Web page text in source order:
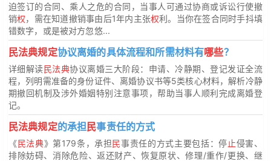
迫签订的合同、乘人之危的合同，当事人可通过协商或诉讼行使撤
销权，需在知道撤销事由后1年内主张权利。当你在签合同时手抖填
错数字，或是被对方忽悠...
民法典规定协议离婚的具体流程和所需材料有哪些？
详细解读民法典协议离婚三大阶段：申请、冷静期、登记发证全流
程，列明需准备的身份证件、离婚协议书等5类核心材料，解析冷静
期撤回机制及涉外婚姻特别注意事项，帮助当事人顺利完成离婚登
记。
民法典规定的承担民事责任的方式
《民法典》第179条，承担民事责任的方式主要包括：停止侵害、
排除妨碍、消除危险、返还财产、恢复原状、修理/重作/更换、继